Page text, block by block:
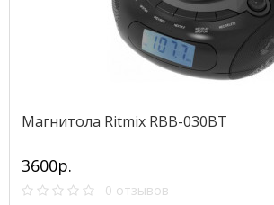
Магнитола Ritmix RBB-030BT
3600р.
0 отзывов